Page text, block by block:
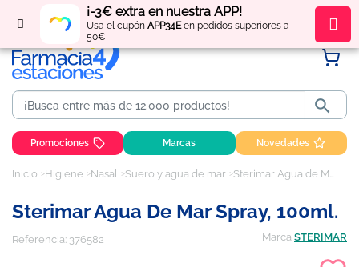
¡-3€ extra en nuestra APP!
Usa el cupón APP34Een pedidos superiores a
50€
Regístratey obténpuntos por tus compras

Promociones Marcas Novedades
Inicio Higiene Nasal Suero y agua de mar Sterimar Agua de Mar Spray, 100ml.
Sterimar Agua De Mar Spray, 100ml.
Referencia: 376582 Marca STERIMAR